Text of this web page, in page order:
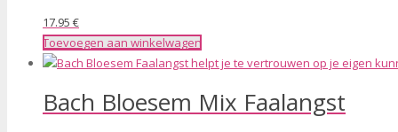
17.95 €
Toevoegen aan winkelwagen
Bach Bloesem Mix Faalangst